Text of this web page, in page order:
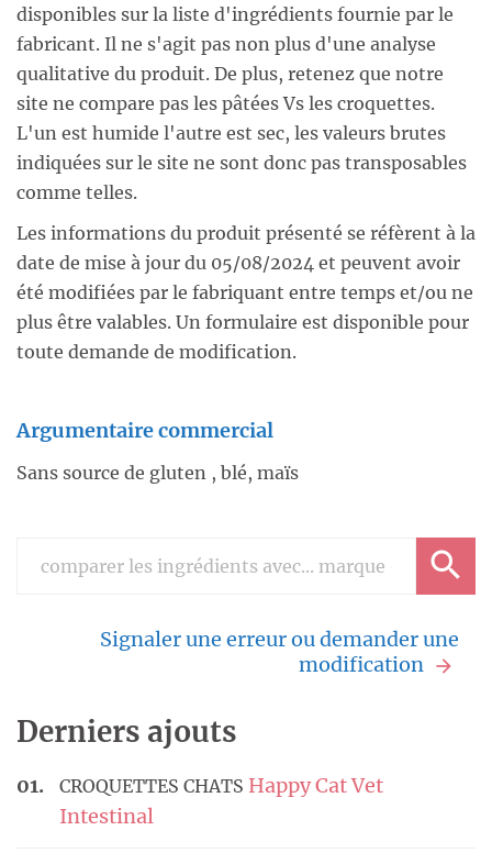
disponibles sur la liste d'ingrédients fournie par le
fabricant. Il ne s'agit pas non plus d'une analyse
qualitative du produit. De plus, retenez que notre
site ne compare pas les pâtées Vs les croquettes.
L'un est humide l'autre est sec, les valeurs brutes
indiquées sur le site ne sont donc pas transposables
comme telles.
Les informations du produit présenté se réfèrent à la
date de mise à jour du 05/08/2024 et peuvent avoir
été modifiées par le fabriquant entre temps et/ou ne
plus être valables. Un formulaire est disponible pour
toute demande de modification.
Argumentaire commercial
Sans source de gluten , blé, maïs
Signaler une erreur ou demander une
modification
Derniers ajouts
CROQUETTES CHATS Happy Cat Vet
Intestinal